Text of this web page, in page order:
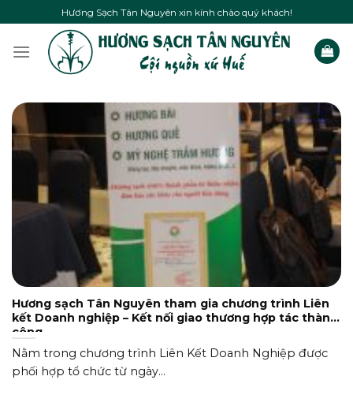
to
content
Hương Sạch Tân Nguyên xin kính chào quý khách!
Hương sạch Tân Nguyên tham gia chương trình Liên
kết Doanh nghiệp – Kết nối giao thương hợp tác thành
công
Nằm trong chương trình Liên Kết Doanh Nghiệp được
phối hợp tổ chức từ ngày...